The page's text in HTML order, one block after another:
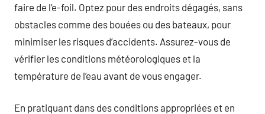
faire de l’e-foil. Optez pour des endroits dégagés, sans
obstacles comme des bouées ou des bateaux, pour
minimiser les risques d’accidents. Assurez-vous de
vérifier les conditions météorologiques et la
température de l’eau avant de vous engager.
En pratiquant dans des conditions appropriées et en